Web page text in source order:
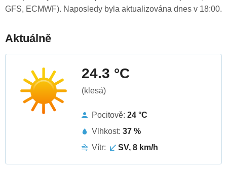
GFS, ECMWF). Naposledy byla aktualizována dnes v 18:00.
Aktuálně
24.3 °C
(klesá)
Pocitově: 24 °C
Vlhkost: 37 %
Vítr:
SV, 8 km/h